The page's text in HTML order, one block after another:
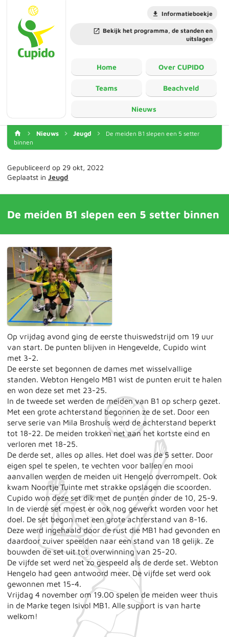
Informatieboekje
Bekijk het programma, de standen en
uitslagen
Home Over CUPIDO
Teams Beachveld
Nieuws
Nieuws Jeugd
De meiden B1 slepen een 5 setter
binnen
Gepubliceerd op 29 okt, 2022
Geplaatst in Jeugd
De meiden B1 slepen een 5 setter binnen
Op vrijdag avond ging de eerste thuiswedstrijd om 19 uur
van start. De punten blijven in Hengevelde, Cupido wint
met 3-2.
De eerste set begonnen de dames met wisselvallige
standen. Webton Hengelo MB1 wist de punten eruit te halen
en won deze set met 23-25.
In de tweede set werden de meiden van B1 op scherp gezet.
Met een grote achterstand begonnen ze de set. Door een
serve serie van Mila Broshuis werd de achterstand beperkt
tot 18-22. De meiden trokken net aan het kortste eind en
verloren met 18-25.
De derde set, alles op alles. Het doel was de 5 setter. Door
eigen spel te spelen, te vechten voor ballen en mooi
aanvallen werden de meiden uit Hengelo overrompelt. Ook
kwam Noortje Tuinte met strakke opslagen die scoorden.
Cupido won deze set dik met de punten onder de 10, 25-9.
In de vierde set moest er ook nog gewerkt worden voor het
doel. De set begon met een grote achterstand van 8-16.
Deze werd ingehaald door de rust die MB1 had gevonden en
daardoor zuiver speelden naar een stand van 18 gelijk. Ze
bouwden de set uit tot overwinning van 25-20.
De vijfde set werd net zo gespeeld als de derde set. Webton
Hengelo had geen antwoord meer. De vijfde set werd ook
gewonnen met 15-4.
Vrijdag 4 november om 19.00 spelen de meiden weer thuis
in de Marke tegen Isivol MB1. Alle support is van harte
welkom!